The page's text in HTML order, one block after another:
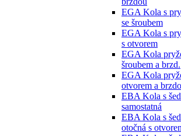
EGA Kola s
se šroubem
EGA Kola s
s otvorem
EGA Kola
šroubem a brzd.
EGA Kola
otvorem a
EBA Kola s
samostatná
EBA Kola s
otočná s